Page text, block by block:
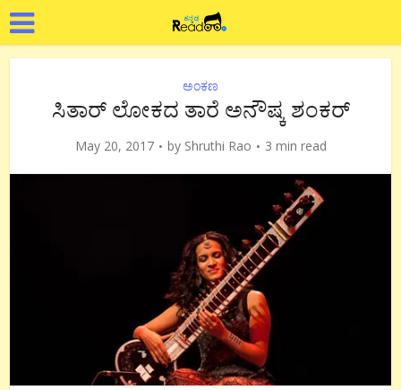
ಅಂಕಣ
ಸಿತಾರ್ ಲೋಕದ ತಾರೆ ಅನೌಷ್ಕ ಶಂಕರ್
May 20, 2017 by Shruthi Rao 3 min read